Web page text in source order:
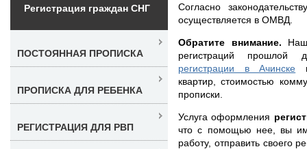
Согласно
осуществляется в ОМВД.
Обратите внимание.
регистраций прошлой
регистрации в Ачинске
квартир, стоимостью
прописки.
Услуга оформления
что с помощью нее, вы
работу, отправить своего
Регистрация граждан СНГ
ПОСТОЯННАЯ ПРОПИСКА
ПРОПИСКА ДЛЯ РЕБЕНКА
РЕГИСТРАЦИЯ ДЛЯ РВП